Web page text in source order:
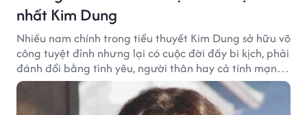
nhất Kim Dung
Nhiều nam chính trong tiểu thuyết Kim Dung sở hữu võ
công tuyệt đỉnh nhưng lại có cuộc đời đầy bi kịch, phải
đánh đổi bằng tình yêu, người thân hay cả tính mạng,
khiến độc giả không khỏi tiếc nuối.